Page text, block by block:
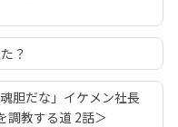
？
胆だな」イケメン社長
調教する道 2話＞